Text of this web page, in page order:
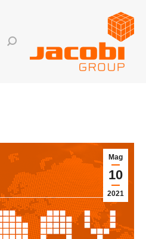
Mag
10
2021